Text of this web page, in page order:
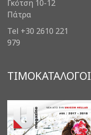
Γκότση 10-12
Πάτρα
Tel +30 2610 221
979
ΤΙΜΟΚΑΤΑΛΟΓΟΙ